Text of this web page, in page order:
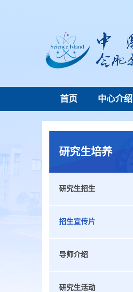
首页 中心介绍
研究生培养
研究生招生
招生宣传片
导师介绍
研究生活动